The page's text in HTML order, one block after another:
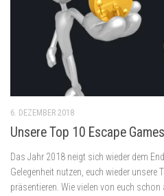
6. DEZEMBER 2018
Unsere Top 10 Escape
Das Jahr 2018 neigt sich wieder dem
Gelegenheit nutzen, euch wieder unsere
präsentieren. Wie vielen von euch